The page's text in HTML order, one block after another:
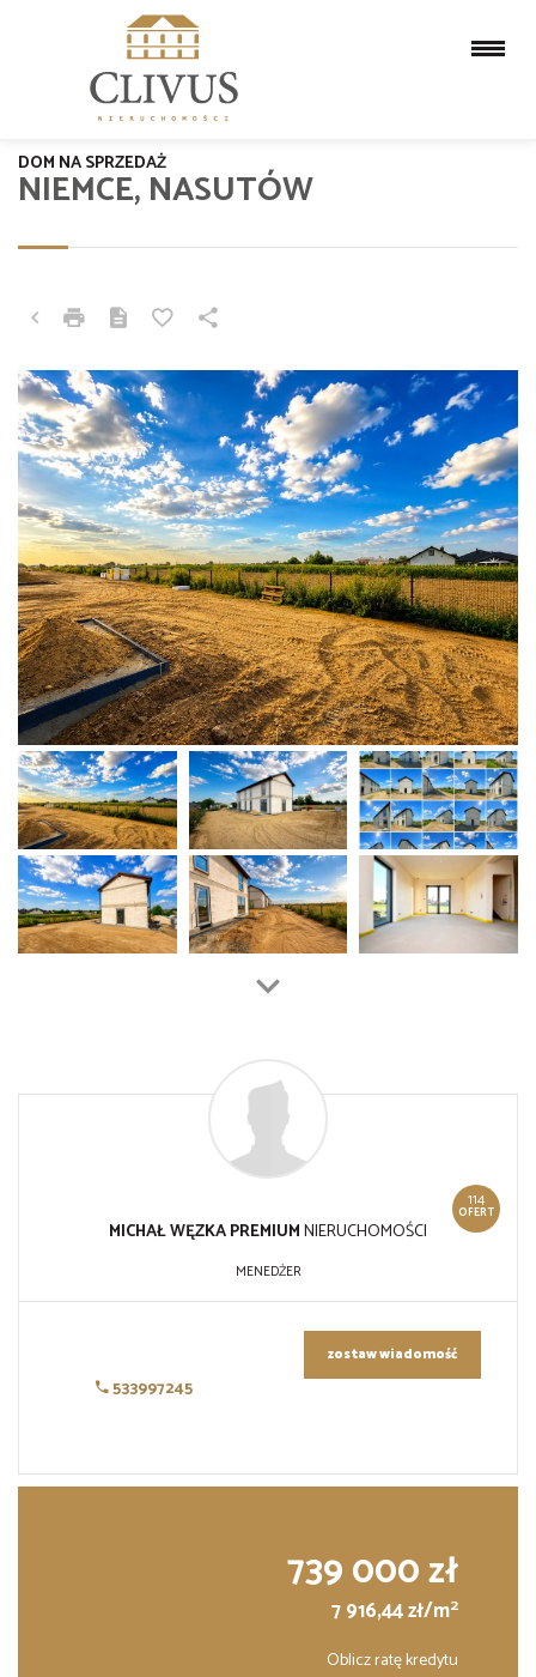
NIEMCE, NASUTÓW
DOM NA SPRZEDAŻ
114
OFERT
MICHAŁ WĘZKA PREMIUMNIERUCHOMOŚCI
MENEDŻER
533997245
zostaw wiadomość
739 000 zł
7 916,44 zł/m2
Oblicz ratę kredytu